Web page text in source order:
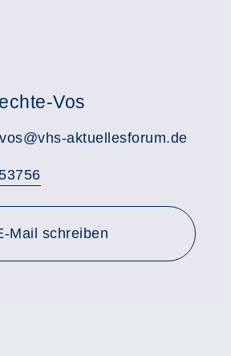
Vos
aktuellesforum.de
Mail schreiben